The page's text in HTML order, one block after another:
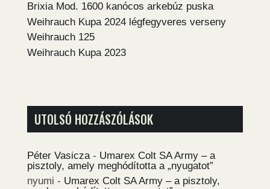
Brixia Mod. 1600 kanócos arkebúz puska
Weihrauch Kupa 2024 légfegyveres verseny
Weihrauch 125
Weihrauch Kupa 2023
UTOLSÓ HOZZÁSZÓLÁSOK
Péter Vasicza - Umarex Colt SA Army – a
pisztoly, amely meghódította a „nyugatot”
nyumi - Umarex Colt SA Army – a pisztoly,